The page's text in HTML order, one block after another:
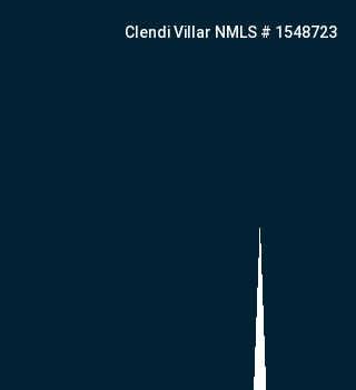
Clendi Villar NMLS # 1548723